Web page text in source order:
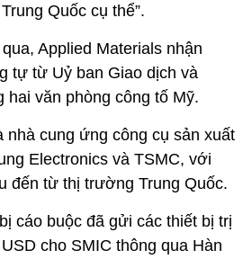
Quốc cụ thể”.
Applied Materials nhận
tự từ Uỷ ban Giao dịch và
hai văn phòng công tố Mỹ.
nhà cung ứng công cụ sản xuất
Electronics và TSMC, với
đến từ thị trường Trung Quốc.
cáo buộc đã gửi các thiết bị trị
cho SMIC thông qua Hàn